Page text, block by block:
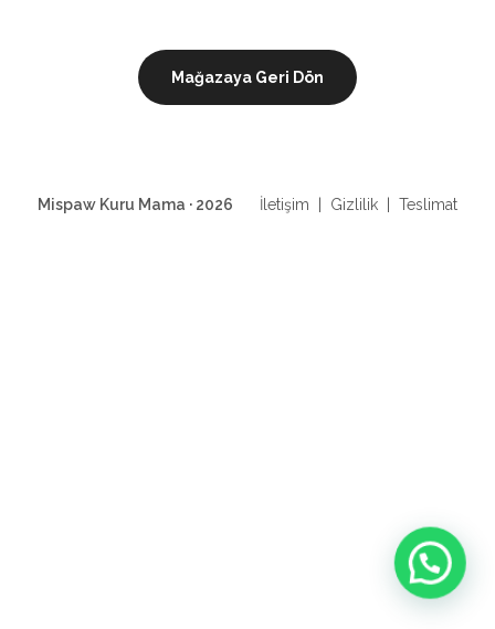
Mağazaya Geri Dön
Mispaw Kuru Mama · 2026 İletişim Gizlilik Teslimat